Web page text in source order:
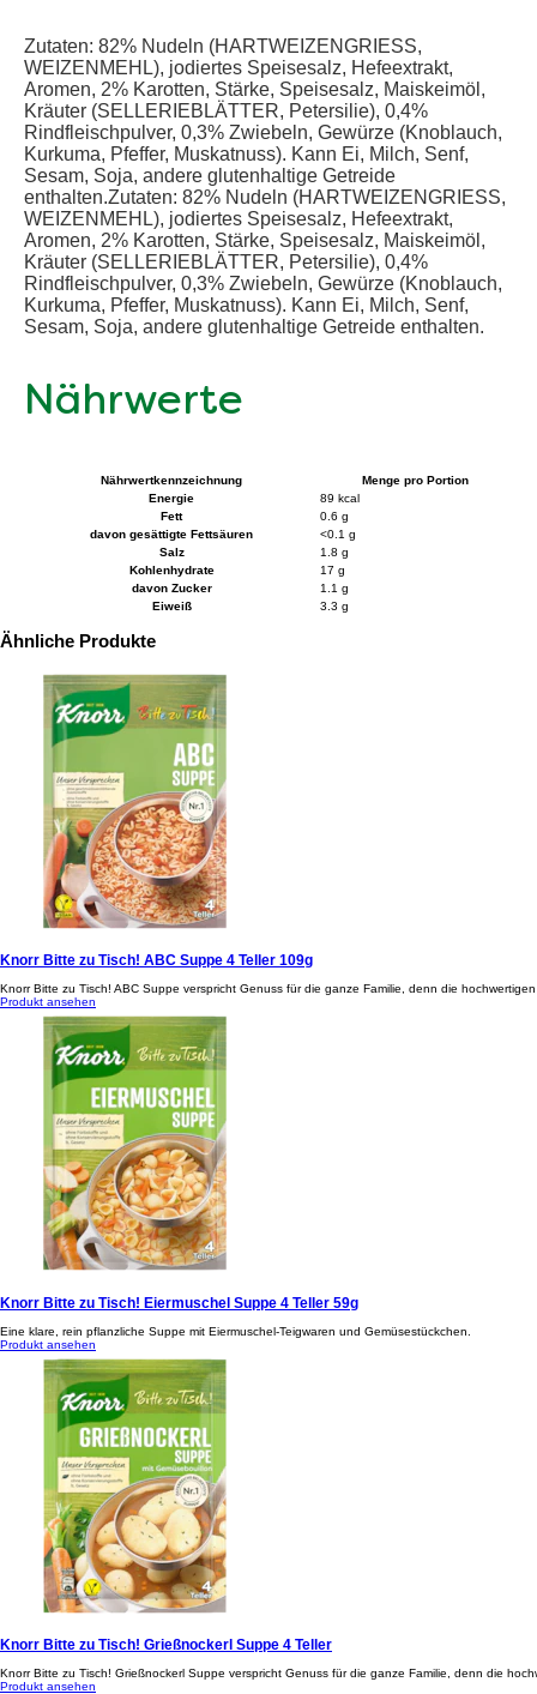
Zutaten: 82% Nudeln (HARTWEIZENGRIESS,
WEIZENMEHL), jodiertes Speisesalz, Hefeextrakt,
Aromen, 2% Karotten, Stärke, Speisesalz, Maiskeimöl,
Kräuter (SELLERIEBLÄTTER, Petersilie), 0,4%
Rindfleischpulver, 0,3% Zwiebeln, Gewürze (Knoblauch,
Kurkuma, Pfeffer, Muskatnuss). Kann Ei, Milch, Senf,
Sesam, Soja, andere glutenhaltige Getreide
enthalten.Zutaten: 82% Nudeln (HARTWEIZENGRIESS,
WEIZENMEHL), jodiertes Speisesalz, Hefeextrakt,
Aromen, 2% Karotten, Stärke, Speisesalz, Maiskeimöl,
Kräuter (SELLERIEBLÄTTER, Petersilie), 0,4%
Rindfleischpulver, 0,3% Zwiebeln, Gewürze (Knoblauch,
Kurkuma, Pfeffer, Muskatnuss). Kann Ei, Milch, Senf,
Sesam, Soja, andere glutenhaltige Getreide enthalten.
Nährwerte
Nährwertkennzeichnung
Menge pro Portion
Energie
89 kcal
Fett
0.6 g
davon gesättigte Fettsäuren
<0.1 g
Salz
1.8 g
Kohlenhydrate
17 g
davon Zucker
1.1 g
Eiweiß
3.3 g
Ähnliche Produkte
Knorr Bitte zu Tisch! ABC Suppe 4 Teller 109g
Knorr Bitte zu Tisch! ABC Suppe verspricht Genuss für die ganze Familie, denn die
Produkt ansehen
Knorr Bitte zu Tisch! Eiermuschel Suppe 4 Teller 59g
Eine klare, rein pflanzliche Suppe mit Eiermuschel-Teigwaren und Gemüsestückchen.
Produkt ansehen
Knorr Bitte zu Tisch! Grießnockerl Suppe 4 Teller
Knorr Bitte zu Tisch! Grießnockerl Suppe verspricht Genuss für die ganze Familie, denn die
Produkt ansehen